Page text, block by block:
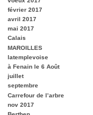
février 2017
avril 2017
mai 2017
Calais
MAROILLES
latemplevoise
à Fenain le 6 Août
juillet
septembre
Carrefour de l’arbre
nov 2017